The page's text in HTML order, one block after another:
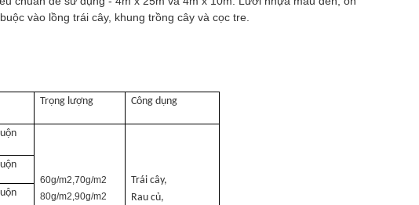
vào lồng trái cây, khung trồng cây và cọc tre.
Trọng lượng Công dụng
60g/m2,70g/m2
80g/m2,90g/m2
Trái cây,
Rau củ,